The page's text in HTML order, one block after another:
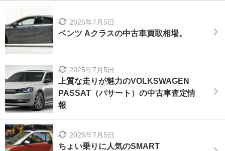
2025年7月5日
ベンツ Aクラスの中古車買取相場。
2025年7月5日
上質な走りが魅力のVOLKSWAGEN
PASSAT（パサート）の中古車査定情
報
2025年7月5日
ちょい乗りに人気のSMART